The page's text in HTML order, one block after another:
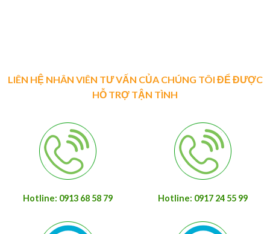
LIÊN HỆ NHÂN VIÊN TƯ VẤN CỦA CHÚNG TÔI ĐỂ ĐƯỢC
HỖ TRỢ TẬN TÌNH
Hotline: 0913 68 58 79 Hotline: 0917 24 55 99